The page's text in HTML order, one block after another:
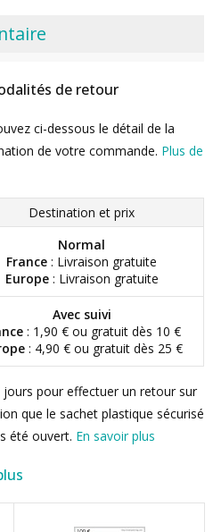
de retour
ci-dessous le détail de la
de votre commande. Plus de
Destination et prix
Normal
France : Livraison gratuite
Europe: Livraison gratuite
Avec suivi
: 1,90 € ou gratuit dès 10 €
: 4,90 € ou gratuit dès 25 €
jours pour effectuer un retour sur
que le sachet plastique sécurisé
été ouvert. En savoir plus